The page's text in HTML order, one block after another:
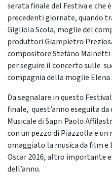
serata finale del Festiva e che
precedenti giornate, quando
Gigliola Scola, moglie del
produttori Giampietro
compositore Stefano
per seguire il concerto sulle
compagnia della moglie Elena
Da segnalare in questo
finale, quest’anno eseguita
Musicale di Sapri Paolo
con un pezzo di Piazzolla e
omaggiato la musica da film
Oscar 2016, altro importante
dell’anno.